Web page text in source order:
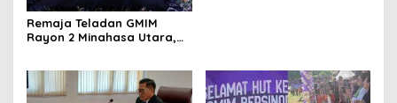
Remaja Teladan GMIM
Rayon 2 Minahasa Utara,
Bergengsi